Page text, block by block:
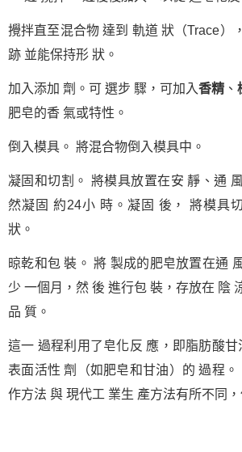
攪拌直至混合物 達到 軌道 狀（Trace）
跡 並能保持形 狀。
加入添加 劑。可 選步 驟，可加入香精 、
肥皂的香 氣或特性。
倒入模具。 將混合物倒入模具中。
凝固和切割。 將模具放置在安 靜、通
然凝固 約24小 時。凝固 後， 將模具
狀。
晾乾和包 裝。 將 製成的肥皂放置在通
少 一個月，然 後 進行包 裝，存放在 陰
品 質。
這一 過程利用了皂化反 應，即脂肪酸
表面活性 劑（如肥皂和甘油）的 過程
作方法 與 現代工 業生 產方法有所不同，